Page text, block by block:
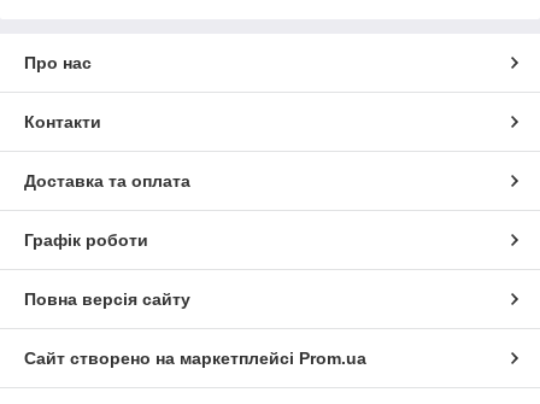
Про нас
Контакти
Доставка та оплата
Графік роботи
Повна версія сайту
Сайт створено на маркетплейсі Prom.ua